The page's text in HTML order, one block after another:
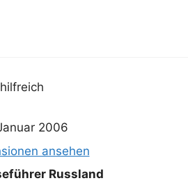
2006
ansehen
Russland